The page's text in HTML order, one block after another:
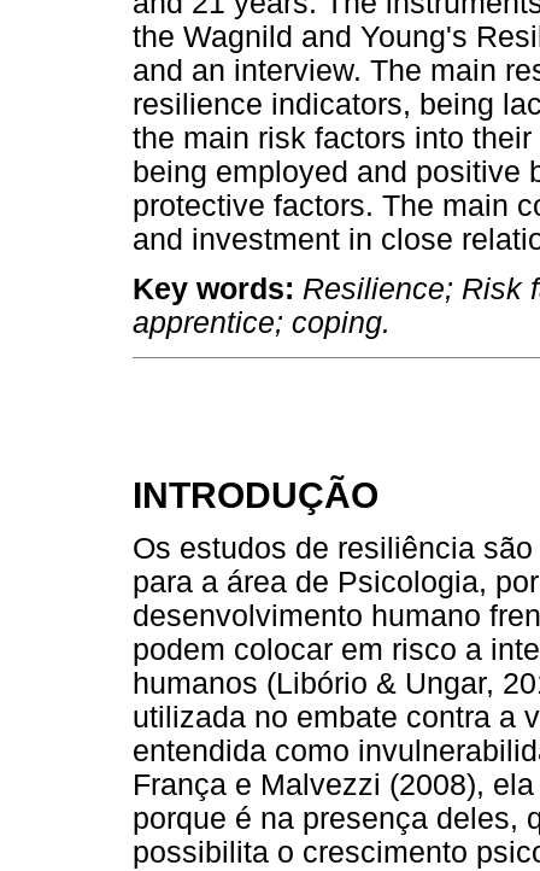
the Wagnild and Young's
and an interview. The main
resilience indicators, being
the main risk factors into
being employed and positive
protective factors. The main
and investment in close
Key words: Resilience; Risk
apprentice; coping.
INTRODUÇÃO
Os estudos de resiliência
para a área de Psicologia,
desenvolvimento humano
podem colocar em risco a
humanos (Libório & Ungar,
utilizada no embate contra a
entendida como
França e Malvezzi (2008),
porque é na presença deles,
possibilita o crescimento